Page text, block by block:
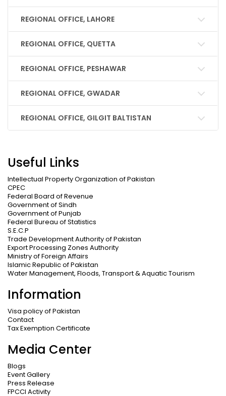
REGIONAL OFFICE, LAHORE
REGIONAL OFFICE, QUETTA
REGIONAL OFFICE, PESHAWAR
REGIONAL OFFICE, GWADAR
REGIONAL OFFICE, GILGIT BALTISTAN
Useful Links
Intellectual Property Organization of Pakistan
CPEC
Federal Board of Revenue
Government of Sindh
Government of Punjab
Federal Bureau of Statistics
S.E.C.P
Trade Development Authority of Pakistan
Export Processing Zones Authority
Ministry of Foreign Affairs
Islamic Republic of Pakistan
Water Management, Floods, Transport & Aquatic Tourism
Information
Visa policy of Pakistan
Contact
Tax Exemption Certificate
Media Center
Blogs
Event Gallery
Press Release
FPCCI Activity